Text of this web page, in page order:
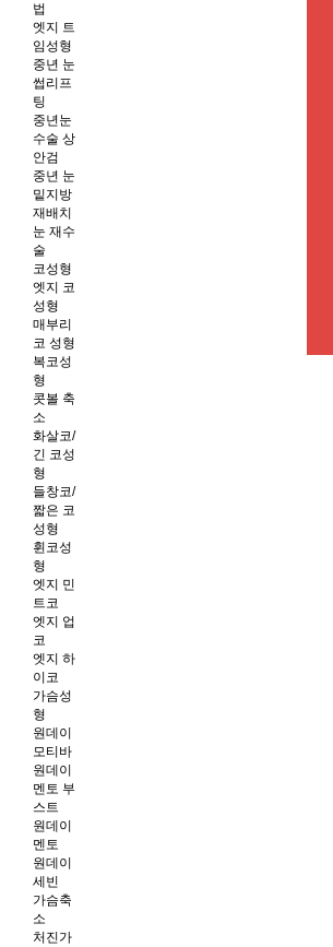
법
엣지 트
임성형
중년 눈
썹리프
팅
중년눈
수술 상
안검
중년 눈
밑지방
재배치
눈 재수
술
코성형
엣지 코
성형
매부리
코 성형
복코성
형
콧볼 축
소
화살코/
긴 코성
형
들창코/
짧은 코
성형
휜코성
형
엣지 민
트코
엣지 업
코
엣지 하
이코
가슴성
형
원데이
모티바
원데이
멘토 부
스트
원데이
멘토
원데이
세빈
가슴축
소
처진가